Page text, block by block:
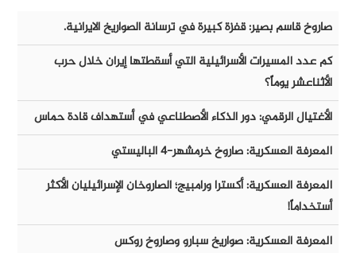
صاروخ قاسم بصير: قفزة كبيرة في ترسانة الصواريخ الايرانية.
كم عدد المسيرات الأسرائيلية التي أسقطتها إيران خلال حرب
الأثناعشر يوماً؟
الأغتيال الرقمي: دور الذكاء الأصطناعي في أستهداف قادة حماس
المعرفة العسكرية: صاروخ خرمشهر-٤ الباليستي
المعرفة العسكرية: أكسترا ورامبيج؛ الصاروخان الإسرائيليان الأكثر
أستخداماً!
المعرفة العسكرية: صواريخ سبارو وصاروخ روكس